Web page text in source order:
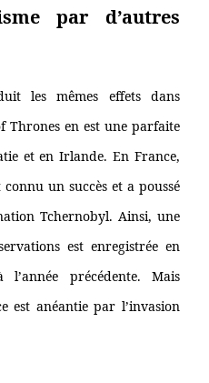
par d’autres
les mêmes effets dans
Thrones en est une parfaite
et en Irlande. En France,
un succès et a poussé
Tchernobyl. Ainsi, une
est enregistrée en
précédente. Mais
est anéantie par l’invasion